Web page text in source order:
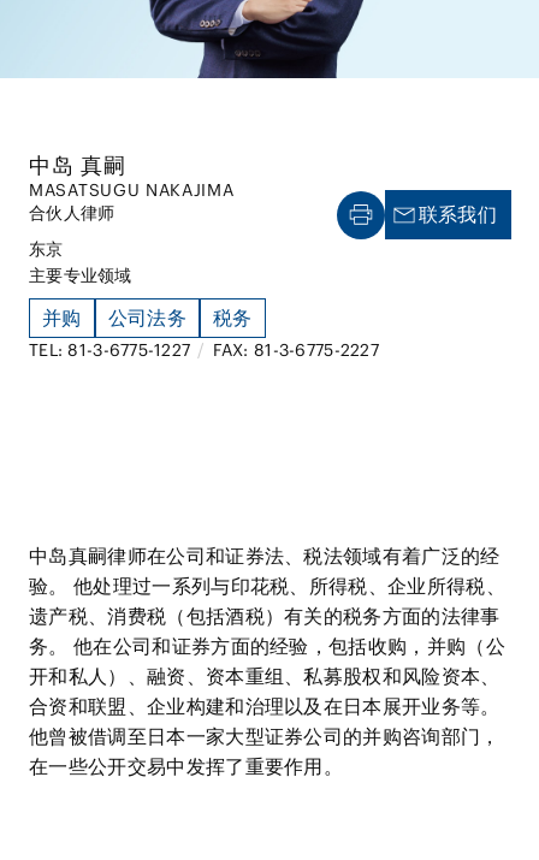
中岛 真嗣
MASATSUGU NAKAJIMA
合伙人律师
东京
主要专业领域
并购 公司法务 税务
TEL: 81-3-6775-1227 / FAX: 81-3-6775-2227
联系我们
中岛真嗣律师在公司和证券法、税法领域有着广泛的经
验。 他处理过一系列与印花税、所得税、企业所得税、
遗产税、消费税（包括酒税）有关的税务方面的法律事
务。 他在公司和证券方面的经验，包括收购，并购（公
开和私人）、融资、资本重组、私募股权和风险资本、
合资和联盟、企业构建和治理以及在日本展开业务等。
他曾被借调至日本一家大型证券公司的并购咨询部门，
在一些公开交易中发挥了重要作用。